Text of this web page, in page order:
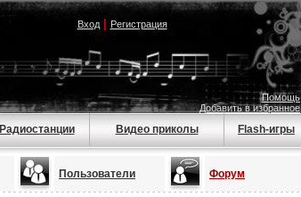
Вход| Регистрация
Помощь
Добавить в избранное
Радиостанции Видео приколы Flash-игры
Пользователи Форум